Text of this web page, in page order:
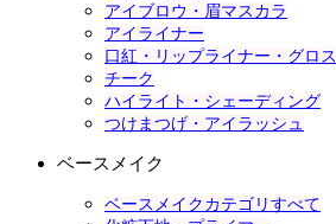
アイブロウ・眉マスカラ
アイライナー
口紅・リップライナー・グロス
チーク
ハイライト・シェーディング
つけまつげ・アイラッシュ
ベースメイク
ベースメイクカテゴリすべて